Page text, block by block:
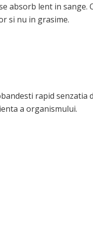
absorb lent in sange.
si nu in grasime.
rapid senzatia
a organismului.